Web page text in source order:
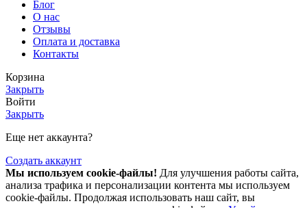
Блог
О нас
Отзывы
Оплата и доставка
Контакты
Корзина
Закрыть
Войти
Закрыть
Еще нет аккаунта?
Создать аккаунт
Мы используем cookie-файлы! Для улучшения работы сайта,
анализа трафика и персонализации контента мы используем
cookie-файлы. Продолжая использовать наш сайт, вы